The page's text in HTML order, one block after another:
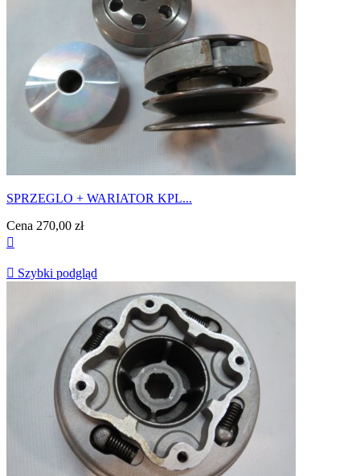
SPRZEGLO + WARIATOR KPL...
Cena 270,00 zł

 Szybki podgląd